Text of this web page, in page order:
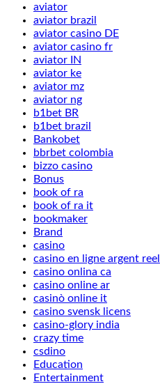
aviator
aviator brazil
aviator casino DE
aviator casino fr
aviator IN
aviator ke
aviator mz
aviator ng
b1bet BR
b1bet brazil
Bankobet
bbrbet colombia
bizzo casino
Bonus
book of ra
book of ra it
bookmaker
Brand
casino
casino en ligne argent reel
casino onlina ca
casino online ar
casinò online it
casino svensk licens
casino-glory india
crazy time
csdino
Education
Entertainment